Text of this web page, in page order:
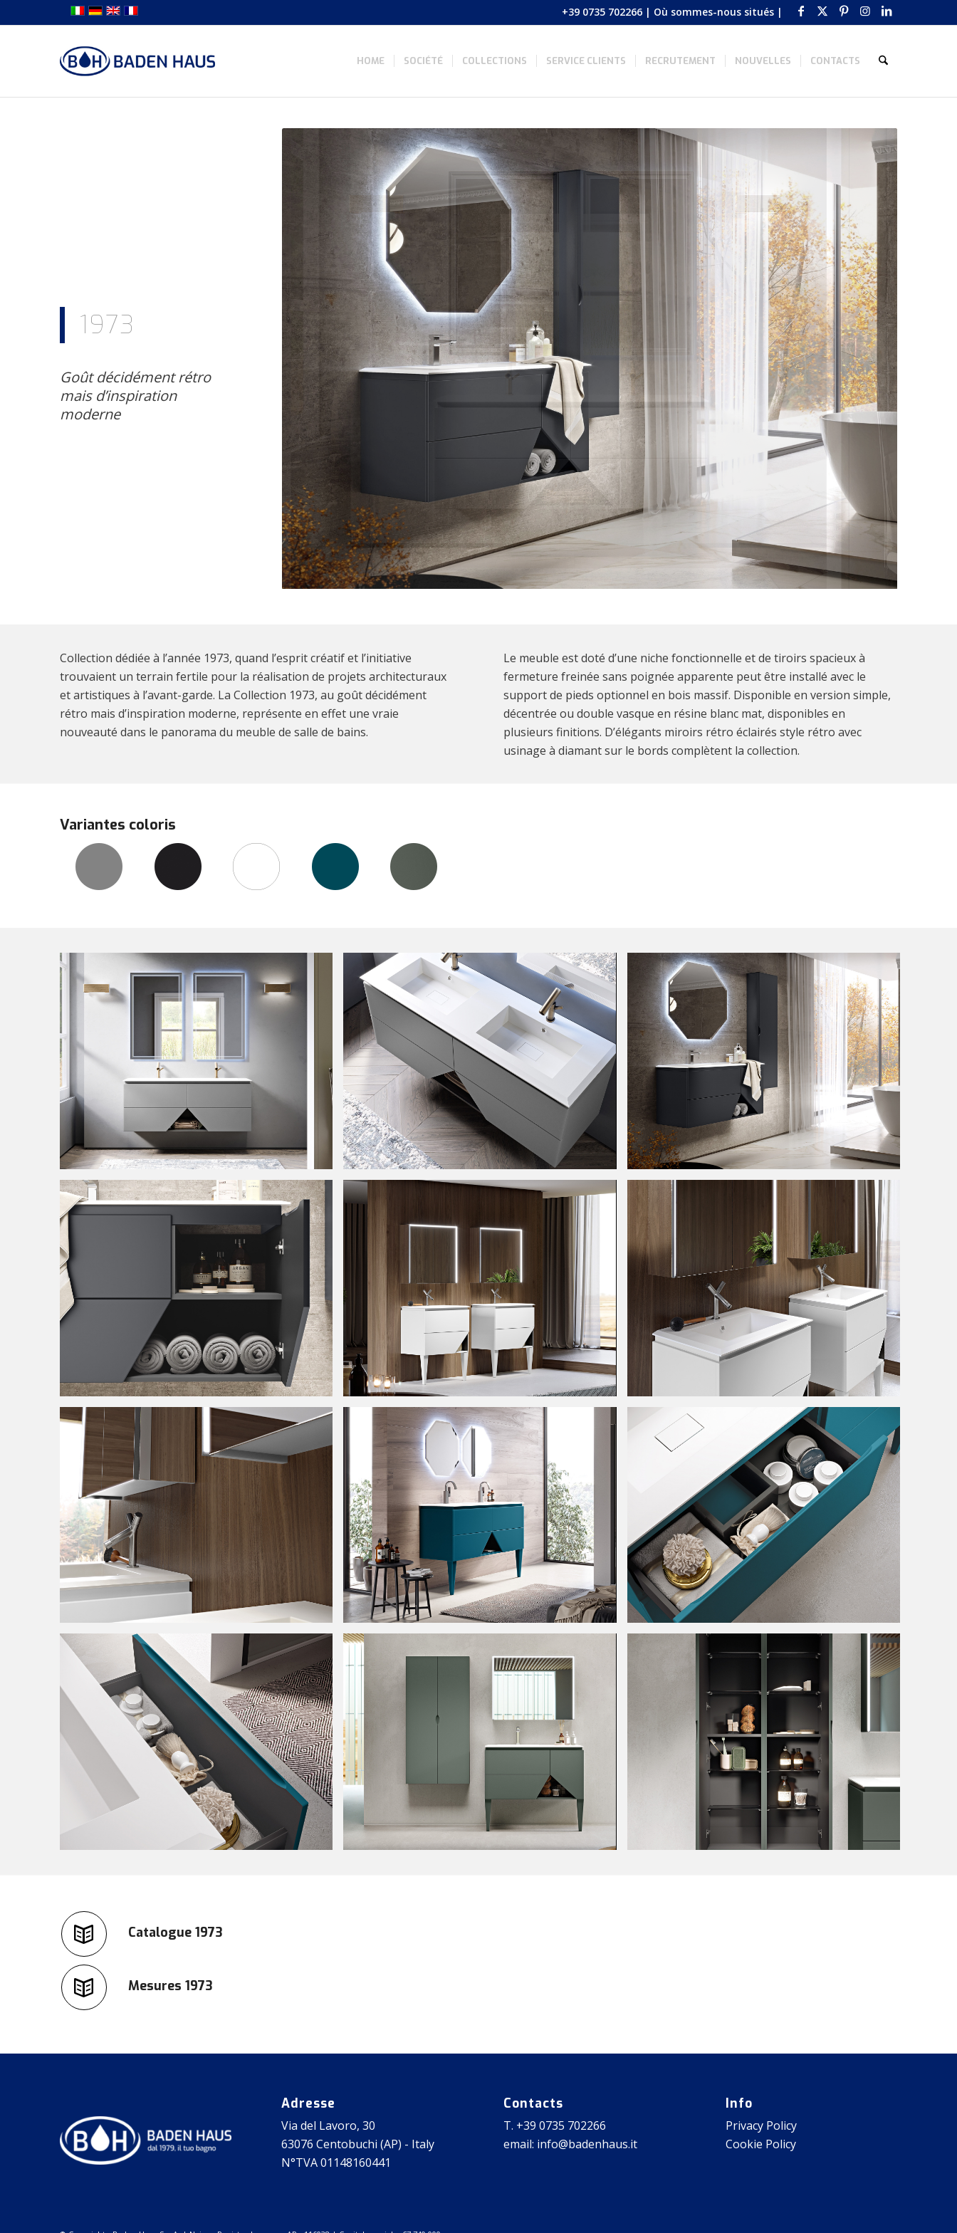
+39 0735 702266 | Où sommes-nous situés |
HOME SOCIÉTÉ COLLECTIONS SERVICE CLIENTS RECRUTEMENT NOUVELLES CONTACTS
1973
Goût décidément rétro
mais d’inspiration
moderne
Collection dédiée à l’année 1973, quand l’esprit créatif et l’initiative
trouvaient un terrain fertile pour la réalisation de projets architecturaux
et artistiques à l’avant-garde. La Collection 1973, au goût décidément
rétro mais d’inspiration moderne, représente en effet une vraie
nouveauté dans le panorama du meuble de salle de bains.
Le meuble est doté d’une niche fonctionnelle et de tiroirs spacieux à
fermeture freinée sans poignée apparente peut être installé avec le
support de pieds optionnel en bois massif. Disponible en version simple,
décentrée ou double vasque en résine blanc mat, disponibles en
plusieurs finitions. D’élégants miroirs rétro éclairés style rétro avec
usinage à diamant sur le bords complètent la collection.
Variantes coloris
Catalogue 1973
Mesures 1973
Adresse
Via del Lavoro, 30
63076 Centobuchi (AP) - Italy
N°TVA 01148160441
Contacts
T. +39 0735 702266
email: info@badenhaus.it
Info
Privacy Policy
Cookie Policy